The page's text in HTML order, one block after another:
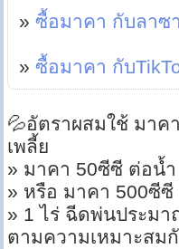
»ซื้อมาคา กับลาซ
»ซื้อมาคา กับ
💦อัตราผสมใช้ มาค
เพลี้ย
» มาคา 50ซีซี ต่อน้
» หรือ มาคา 500ซี
» 1 ไร่ ฉีดพ่นประมา
ตามความเหมาะสม